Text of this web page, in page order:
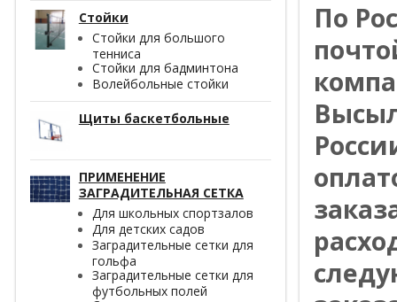
Стойки
Стойки для большого
тенниса
Стойки для бадминтона
Волейбольные стойки
Щиты баскетбольные
ПРИМЕНЕНИЕ
ЗАГРАДИТЕЛЬНАЯ СЕТКА
Для школьных спортзалов
Для детских садов
Заградительные сетки для
гольфа
Заградительные сетки для
футбольных полей
По